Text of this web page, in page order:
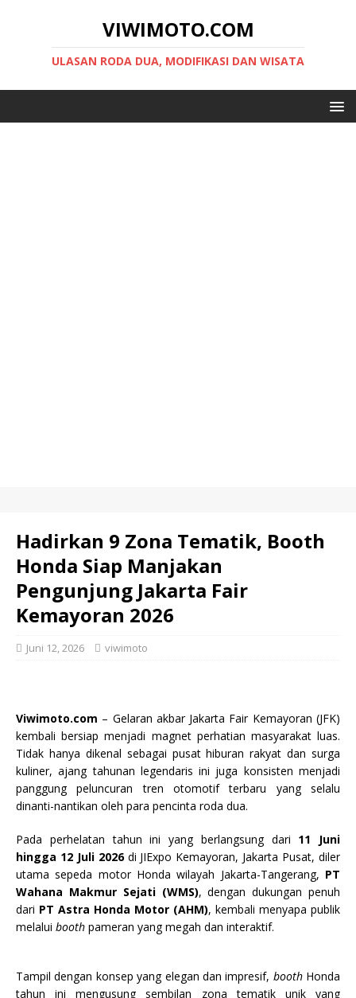
VIWIMOTO.COM
ULASAN RODA DUA, MODIFIKASI DAN WISATA
Hadirkan 9 Zona Tematik, Booth
Honda Siap Manjakan
Pengunjung Jakarta Fair
Kemayoran 2026
Juni 12, 2026 viwimoto
Viwimoto.com – Gelaran akbar Jakarta Fair Kemayoran (JFK)
kembali bersiap menjadi magnet perhatian masyarakat luas.
Tidak hanya dikenal sebagai pusat hiburan rakyat dan surga
kuliner, ajang tahunan legendaris ini juga konsisten menjadi
panggung peluncuran tren otomotif terbaru yang selalu
dinanti-nantikan oleh para pencinta roda dua.
Pada perhelatan tahun ini yang berlangsung dari 11 Juni
hingga 12 Juli 2026di JIExpo Kemayoran, Jakarta Pusat, diler
utama sepeda motor Honda wilayah Jakarta-Tangerang, PT
Wahana Makmur Sejati (WMS), dengan dukungan penuh
dari PT Astra Honda Motor (AHM), kembali menyapa publik
melalui booth pameran yang megah dan interaktif.
Tampil dengan konsep yang elegan dan impresif, boothHonda
tahun ini mengusung sembilan zona tematik unik yang